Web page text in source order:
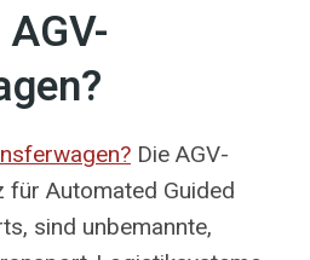
Die AGV-
für Automated Guided
sind unbemannte,